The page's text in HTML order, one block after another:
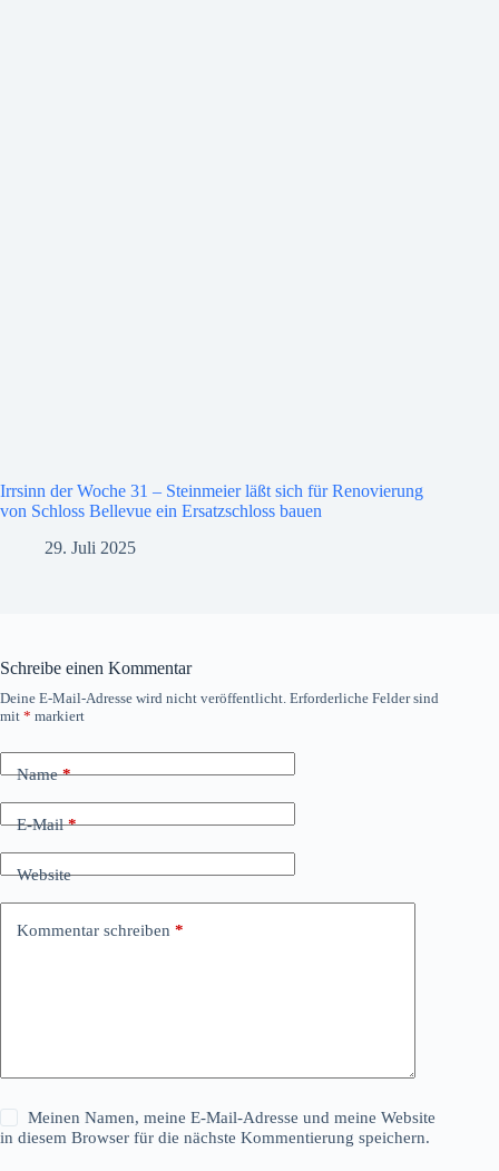
Irrsinn der Woche 31 – Steinmeier läßt sich für Renovierung
von Schloss Bellevue ein Ersatzschloss bauen
29. Juli 2025
Schreibe einen Kommentar
Deine E-Mail-Adresse wird nicht veröffentlicht. Erforderliche Felder sind
mit * markiert
Name*
E-Mail*
Website
Kommentar schreiben *
Meinen Namen, meine E-Mail-Adresse und meine Website
in diesem Browser für die nächste Kommentierung speichern.